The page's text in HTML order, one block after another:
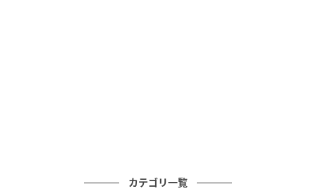
カテゴリ一覧